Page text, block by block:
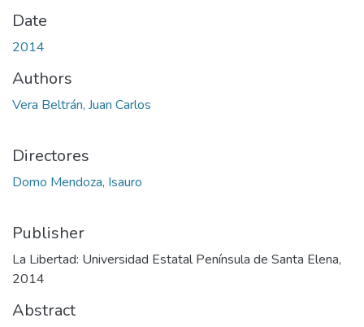
Date
2014
Authors
Vera Beltrán, Juan Carlos
Directores
Domo Mendoza, Isauro
Publisher
La Libertad: Universidad Estatal Península de Santa Elena,
2014
Abstract